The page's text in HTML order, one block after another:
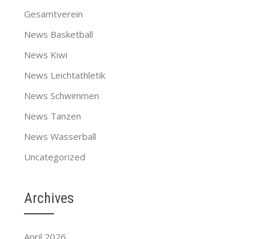
Gesamtverein
News Basketball
News Kiwi
News Leichtathletik
News Schwimmen
News Tanzen
News Wasserball
Uncategorized
Archives
April 2026